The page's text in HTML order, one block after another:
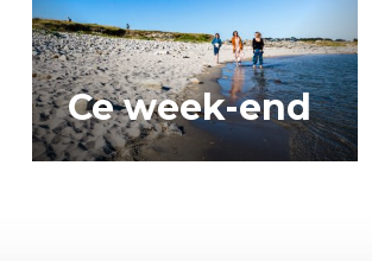
Ce week-end